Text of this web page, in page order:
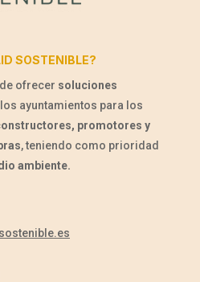
SOSTENIBLE?
ofrecer soluciones
ayuntamientos para los
promotores y
, teniendo como prioridad
ambiente.